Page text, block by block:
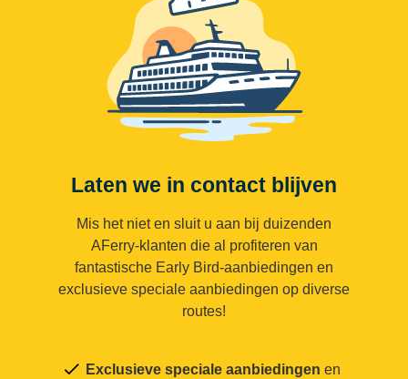
Laten we in contact blijven
Mis het niet en sluit u aan bij duizenden
AFerry-klanten die al profiteren van
fantastische Early Bird-aanbiedingen en
exclusieve speciale aanbiedingen op diverse
routes!
Exclusieve speciale aanbiedingen en